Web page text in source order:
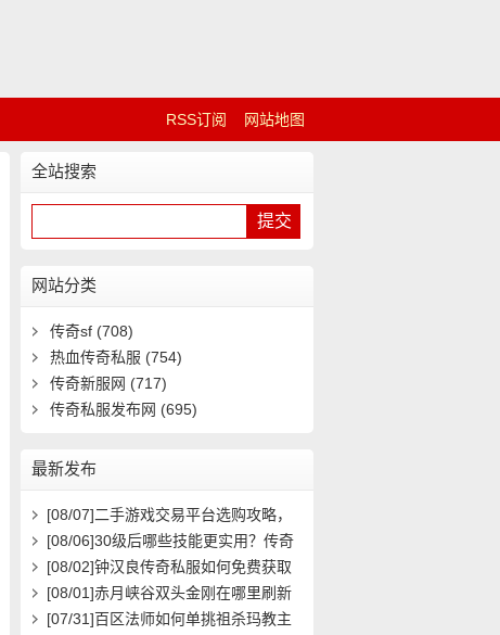
RSS订阅 网站地图
全站搜索
网站分类
传奇sf (708)
热血传奇私服 (754)
传奇新服网 (717)
传奇私服发布网 (695)
最新发布
[08/07]二手游戏交易平台选购攻略，
如何避免踩雷？
[08/06]30级后哪些技能更实用？传奇
玩家必看攻略
[08/02]钟汉良传奇私服如何免费获取
高级装备与快速升级攻略？
[08/01]赤月峡谷双头金刚在哪里刷新
具体位置坐标是什么？
[07/31]百区法师如何单挑祖杀玛教主